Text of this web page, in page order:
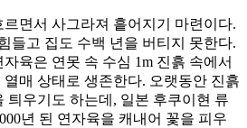
면서 사그라져 흩어지기 마련이다.
들고 집도 수백 년을 버티지 못한다.
육은 연못 속 수심 1m 진흙 속에서
열매 상태로 생존한다. 오랫동안 진흙
틔우기도 하는데, 일본 후쿠이현 류
년 된 연자육을 캐내어 꽃을 피우